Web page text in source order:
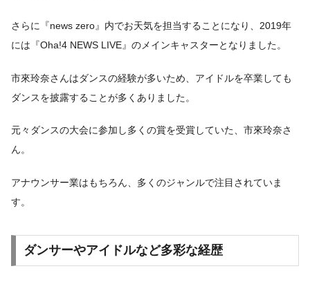
さらに『news zero』内でお天気を担当することになり、2019年
には『Oha!4 NEWS LIVE』のメインキャスターとなりました。
市來玲奈さんはダンスの経験が多いため、アイドルを卒業しても
ダンスを披露することが多くありました。
元々ダンスの大会に参加し多くの賞を受賞していた、市來玲奈さ
ん。
アナウンサー業はもちろん、多くのジャンルで注目されていま
す。
ダンサーやアイドルなど多彩な経歴